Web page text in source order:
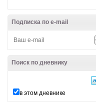
Подписка по e-mail
Поиск по дневнику
в этом дневнике